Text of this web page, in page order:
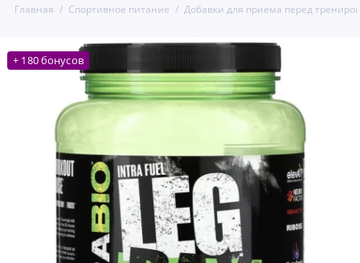
Главная Спортивное питание Добавки для приема перед
+ 180 бонусов